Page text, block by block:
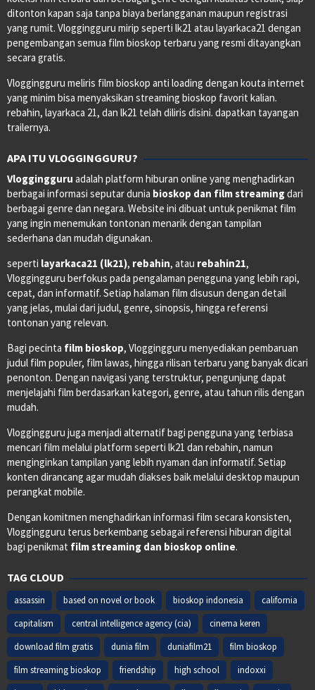
ditonton kapan saja tanpa biaya berlangganan maupun registrasi
yang rumit. Vloggingguru mirip seperti lk21 atau layarkaca21 dengan
pengembangan semua film bioskop terbaru yang resmi ditayangkan
secara gratis.
Vloggingguru meliris film bioskop anti loading dengan kouta internet
yang minim bisa menyaksikan streaming bioskop favorit kalian.
rebahin, layarkaca 21, dan lk21 telah diliris disini. dapatkan tayangan
trailernya.
APA ITU VLOGGINGGURU?
Vloggingguru adalah platform hiburan online yang menghadirkan
berbagai informasi seputar dunia bioskop dan film streamingdari
berbagai genre dan negara. Website ini dibuat untuk penikmat film
yang ingin menemukan tontonan menarik dengan tampilan
sederhana dan mudah digunakan.
seperti layarkaca21 (lk21), rebahin, atau rebahin21,
Vloggingguru berfokus pada pengalaman pengguna yang lebih rapi,
cepat, dan informatif. Setiap halaman film disusun dengan detail
yang jelas, mulai dari judul, genre, sinopsis, hingga referensi
tontonan yang relevan.
Bagi pecinta film bioskop, Vloggingguru menyediakan pembaruan
judul film populer, film lawas, hingga rilisan terbaru yang banyak dicari
penonton. Dengan navigasi yang terstruktur, pengunjung dapat
menjelajahi film berdasarkan kategori, genre, atau tahun rilis dengan
mudah.
Vloggingguru juga menjadi alternatif bagi pengguna yang terbiasa
mencari film melalui platform seperti lk21 dan rebahin, namun
menginginkan tampilan yang lebih nyaman dan informatif. Setiap
konten dirancang agar mudah diakses baik melalui desktop maupun
perangkat mobile.
Dengan komitmen menghadirkan informasi film secara konsisten,
Vloggingguru terus berkembang sebagai referensi hiburan digital
bagi penikmat film streaming dan bioskop online.
TAG CLOUD
assassin based on novel or book bioskop indonesia
california
capitalism
central intelligence agency (cia)
cinema keren
download film gratis
dunia film duniafilm21
film bioskop
film streaming bioskop
friendship high school
indoxxi